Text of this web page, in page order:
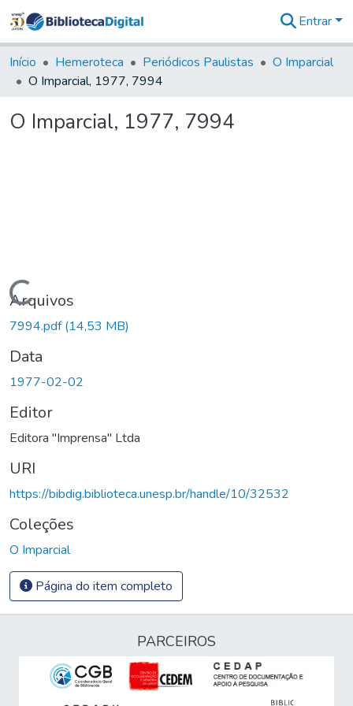
&
Coleções
Tudo na
Digital
Entrar
Início Hemeroteca Periódicos Paulistas
O Imparcial
O Imparcial, 1977, 7994
O Imparcial, 1977, 7994
Carregando...
Arquivos
7994.pdf(14,53 MB)
Data
1977-02-02
Editor
Editora "Imprensa" Ltda
URI
https://bibdig.biblioteca.unesp.br/handle/10/32532
Coleções
O Imparcial
Página do item completo
PARCEIROS